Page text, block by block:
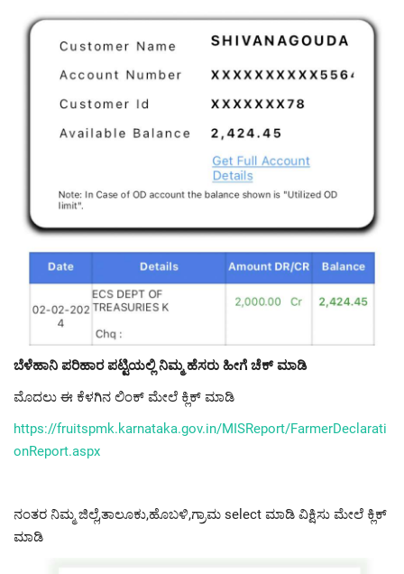
ಬೆಳೆಹಾನಿ ಪರಿಹಾರ ಪಟ್ಟಿಯಲ್ಲಿ ನಿಮ್ಮ ಹೆಸರು ಹೀಗೆ ಚೆಕ್ ಮಾಡಿ
ಮೊದಲು ಈ ಕೆಳಗಿನ ಲಿಂಕ್ ಮೇಲೆ ಕ್ಲಿಕ್ ಮಾಡಿ
https://fruitspmk.karnataka.gov.in/MISReport/FarmerDeclarati
onReport.aspx
ನಂತರ ನಿಮ್ಮ ಜಿಲ್ಲೆ,ತಾಲೂಕು,ಹೊಬಳಿ,ಗ್ರಾಮ select ಮಾಡಿ ವಿಕ್ಷಿಸು ಮೇಲೆ ಕ್ಲಿಕ್
ಮಾಡಿ